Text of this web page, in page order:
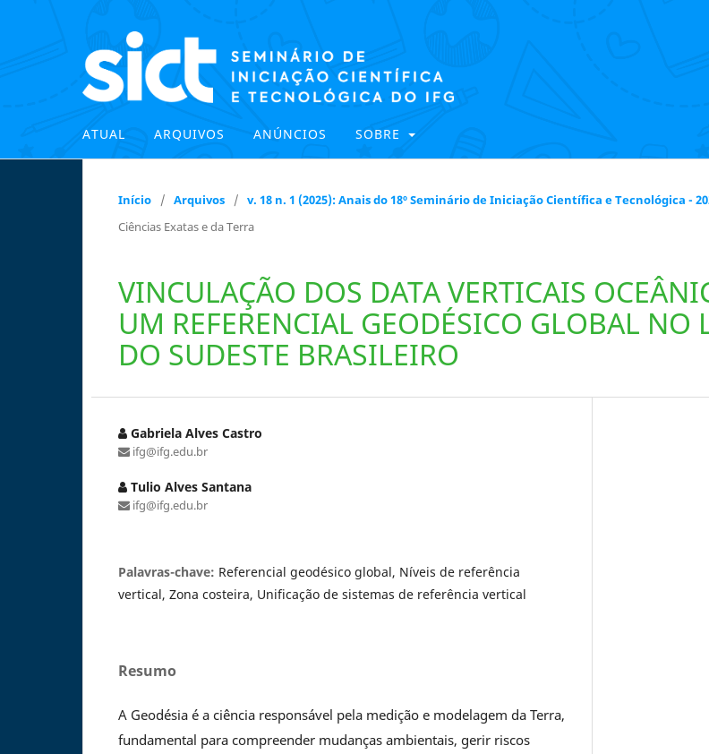
ATUAL ARQUIVOS ANÚNCIOS SOBRE
Início / Arquivos / v. 18 n. 1 (2025): Anais do 18º Seminário de Iniciação Científica e Tecnológica -
Ciências Exatas e da Terra
VINCULAÇÃO DOS DATA VERTICAIS
UM REFERENCIAL GEODÉSICO GLOBAL NO
DO SUDESTE BRASILEIRO
Gabriela Alves Castro
ifg@ifg.edu.br
Tulio Alves Santana
ifg@ifg.edu.br
Palavras-chave: Referencial geodésico global, Níveis de referência
vertical, Zona costeira, Unificação de sistemas de referência vertical
Resumo
A Geodésia é a ciência responsável pela medição e modelagem da Terra,
fundamental para compreender mudanças ambientais, gerir riscos